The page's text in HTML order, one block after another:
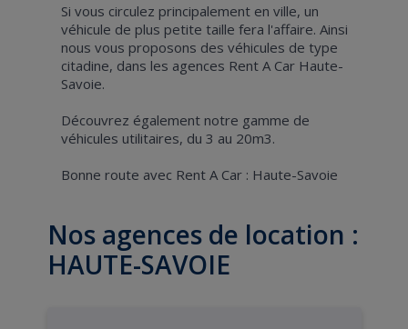
Si vous circulez principalement en ville, un
véhicule de plus petite taille fera l'affaire. Ainsi
nous vous proposons des véhicules de type
citadine, dans les agences Rent A Car Haute-
Savoie.
Découvrez également notre gamme de
véhicules utilitaires, du 3 au 20m3.
Bonne route avec Rent A Car : Haute-Savoie
Nos agences de location :
HAUTE-SAVOIE